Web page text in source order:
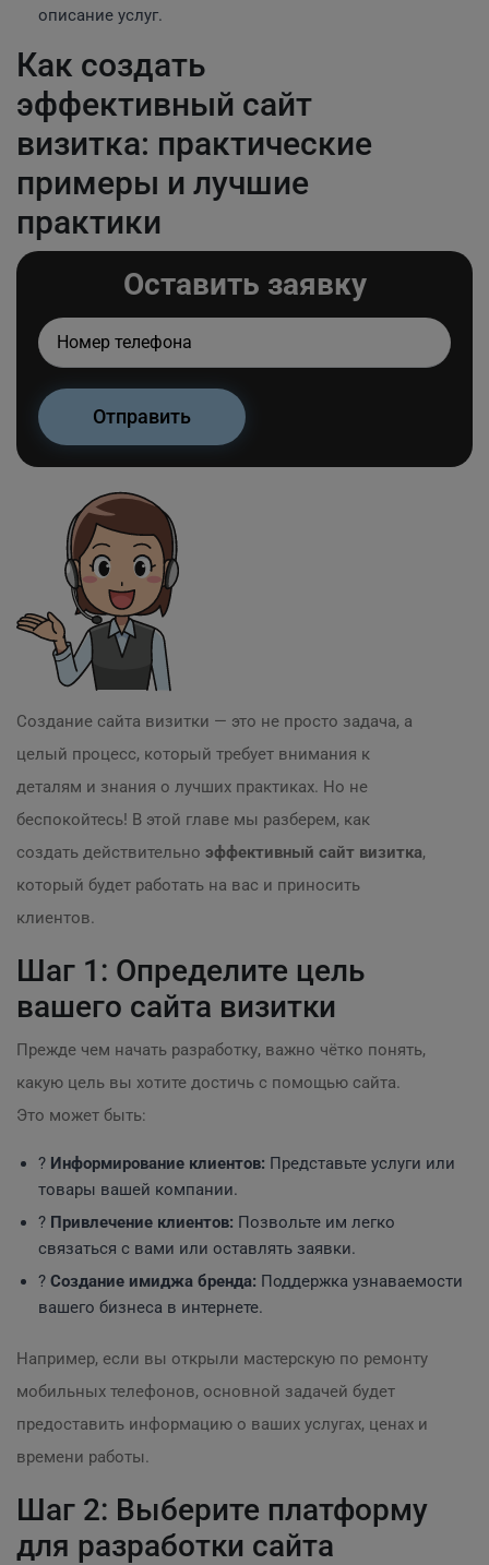
описание услуг.
Как создать
эффективный сайт
визитка: практические
примеры и лучшие
практики
Оставить заявку
Создание сайта визитки — это не просто задача, а
целый процесс, который требует внимания к
деталям и знания о лучших практиках. Но не
беспокойтесь! В этой главе мы разберем, как
создать действительно эффективный сайт визитка,
который будет работать на вас и приносить
клиентов.
Шаг 1: Определите цель
вашего сайта визитки
Прежде чем начать разработку, важно чётко понять,
какую цель вы хотите достичь с помощью сайта.
Это может быть:
? Информирование клиентов: Представьте услуги или
товары вашей компании.
? Привлечение клиентов: Позвольте им легко
связаться с вами или оставлять заявки.
? Создание имиджа бренда: Поддержка узнаваемости
вашего бизнеса в интернете.
Например, если вы открыли мастерскую по ремонту
мобильных телефонов, основной задачей будет
предоставить информацию о ваших услугах, ценах и
времени работы.
Шаг 2: Выберите платформу
для разработки сайта